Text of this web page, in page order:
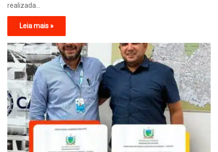
realizada…
Leia mais »